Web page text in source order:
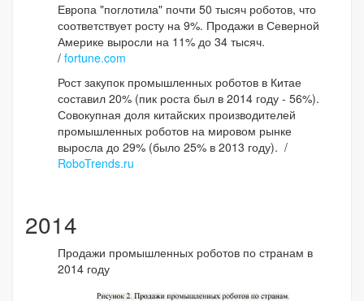
Европа "поглотила" почти 50 тысяч роботов, что
соответствует росту на 9%. Продажи в Северной
Америке выросли на 11% до 34 тысяч.
/ fortune.com
Рост закупок промышленных роботов в Китае
составил 20% (пик роста был в 2014 году - 56%).
Совокупная доля китайских производителей
промышленных роботов на мировом рынке
выросла до 29% (было 25% в 2013 году). /
RoboTrends.ru
2014
Продажи промышленных роботов по странам в
2014 году